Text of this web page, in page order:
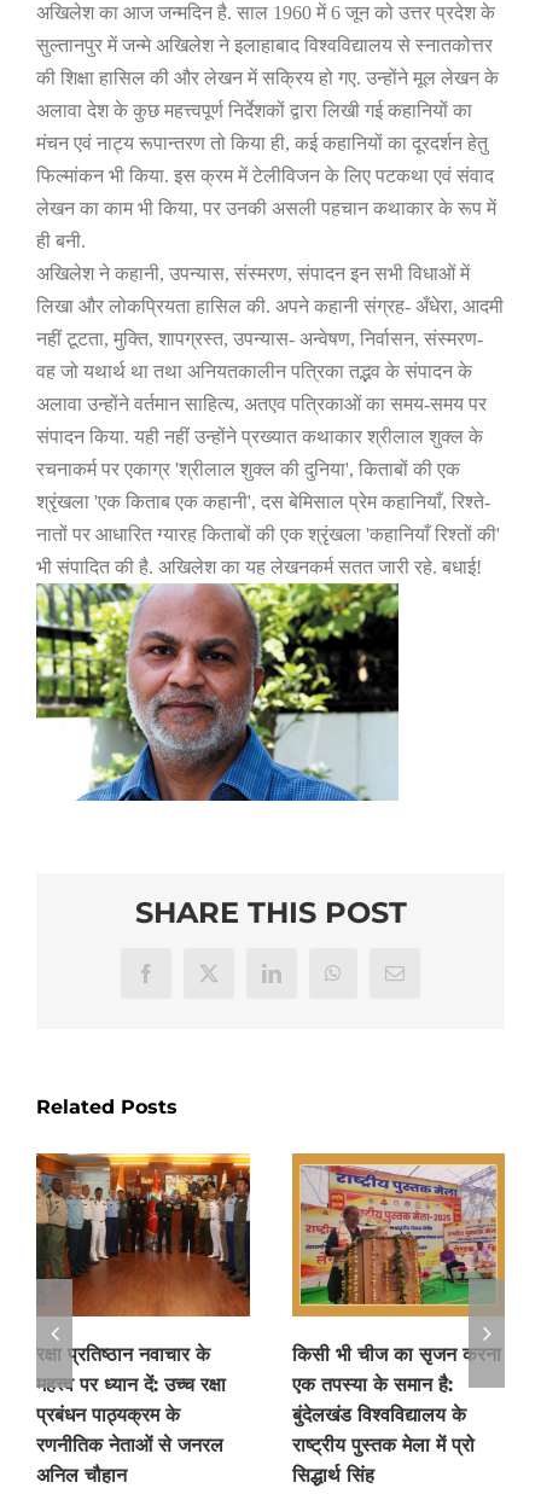
अखिलेश का आज जन्मदिन है. साल 1960 में6 जून को उत्तर प्रदेश के
सुल्तानपुर में जन्मे अखिलेश ने इलाहाबाद विश्वविद्यालय से स्नातकोत्तर
की शिक्षा हासिल की और लेखन में सक्रिय हो गए. उन्होंने मूल लेखन के
अलावा देश के कुछ महत्त्वपूर्ण निर्देशकों द्वारा लिखी गई कहानियों का
मंचन एवं नाट्य रूपान्तरण तो किया ही, कई कहानियों का दूरदर्शन हेतु
फिल्मांकन भी किया. इस क्रम में टेलीविजन के लिए पटकथा एवं संवाद
लेखन का काम भी किया, पर उनकी असली पहचान कथाकार के रूप में
ही बनी.
अखिलेश ने कहानी, उपन्यास, संस्मरण, संपादन इन सभी विधाओं में
लिखा और लोकप्रियता हासिल की. अपने कहानी संग्रह- अँधेरा, आदमी
नहीं टूटता, मुक्ति, शापग्रस्त, उपन्यास- अन्वेषण, निर्वासन, संस्मरण-
वह जो यथार्थ था तथा अनियतकालीन पत्रिका तद्भव के संपादन के
अलावा उन्होंने वर्तमान साहित्य, अतएव पत्रिकाओं का समय-समय पर
संपादन किया. यही नहीं उन्होंने प्रख्यात कथाकार श्रीलाल शुक्ल के
रचनाकर्म पर एकाग्र 'श्रीलाल शुक्ल की दुनिया', किताबों की एक
श्रृंखला 'एक किताब एक कहानी', दस बेमिसाल प्रेम कहानियाँ, रिश्ते-
नातों पर आधारित ग्यारह किताबों की एक श्रृंखला 'कहानियाँ रिश्तों की'
भी संपादित की है. अखिलेश का यह लेखनकर्म सतत जारी रहे. बधाई!
SHARE THIS POST
Facebook
X LinkedInWhatsAppEmail
Related Posts
रक्षा प्रतिष्ठान नवाचार के
महत्त्व पर ध्यान दें: उच्च रक्षा
प्रबंधन पाठ्यक्रम के
रणनीतिक नेताओं से जनरल
अनिल चौहान
किसी भी चीज का सृजन करना
एक तपस्या के समान है:
बुंदेलखंड विश्वविद्यालय के
राष्ट्रीय पुस्तक मेला में प्रो
सिद्धार्थ सिंह